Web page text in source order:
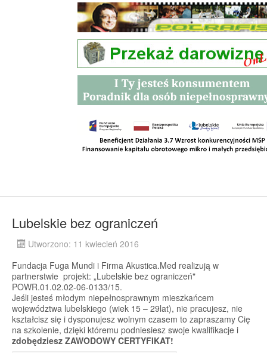
Lubelskie bez ograniczeń
Utworzono: 11 kwiecień 2016
Fundacja Fuga Mundi i Firma Akustica.Med realizują w
partnerstwie projekt: „Lubelskie bez ograniczeń"
POWR.01.02.02-06-0133/15.
Jeśli jesteś młodym niepełnosprawnym mieszkańcem
województwa lubelskiego (wiek 15 – 29lat), nie pracujesz, nie
kształcisz się i dysponujesz wolnym czasem to zapraszamy Cię
na szkolenie, dzięki któremu podniesiesz swoje kwalifikacje i
zdobędziesz ZAWODOWY CERTYFIKAT!